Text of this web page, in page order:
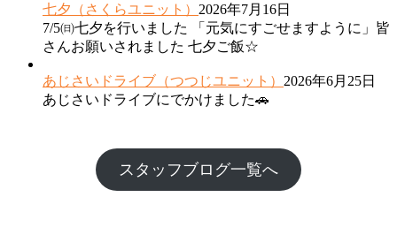
七夕（さくらユニット） 2026年7月16日
7/5㈰七夕を行いました 「元気にすごせますように」皆
さんお願いされました 七夕ご飯☆
あじさいドライブ（つつじユニット） 2026年6月25日
あじさいドライブにでかけました🚗
スタッフブログ一覧へ